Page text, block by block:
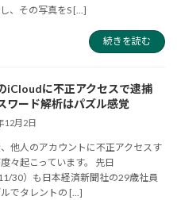
、その写真をS [...]
続きを読む
iCloudに不正アクセスで逮捕
ワード解析はパズル感覚
12月2日
他人のアカウントに不正アクセスす
々起こっています。 先日
30）も日本経済新聞社の29歳社員
でタレントの [...]